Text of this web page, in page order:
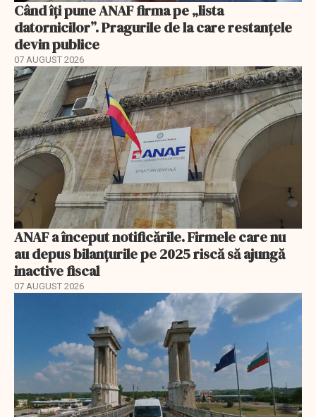
Când îți pune ANAF firma pe „lista
datornicilor”. Pragurile de la care restanțele
devin publice
07 AUGUST 2026
ANAF a început notificările. Firmele care nu
au depus bilanțurile pe 2025 riscă să ajungă
inactive fiscal
07 AUGUST 2026